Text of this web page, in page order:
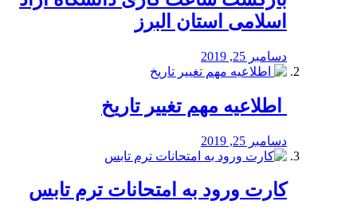
اسلامی استان البرز
دسامبر 25, 2019
️ اطلاعیه مهم تغییر تاریخ
دسامبر 25, 2019
کارت ورود به امتحانات ترم تابس